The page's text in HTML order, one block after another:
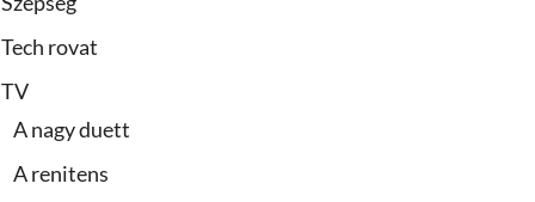
Tech rovat
TV
A nagy duett
A renitens